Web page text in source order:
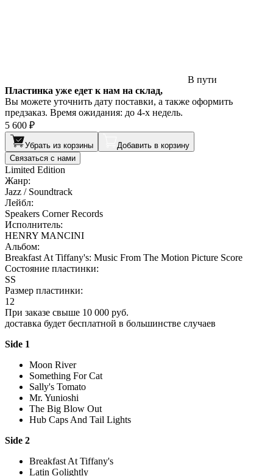
В пути
Пластинка уже едет к нам на склад,
Вы можете уточнить дату поставки, а также оформить
предзаказ. Время ожидания: до 4-х недель.
5 600 ₽
Убрать из корзины
Добавить в корзину
Связаться с нами
Limited Edition
Жанр:
Jazz / Soundtrack
Лейбл:
Speakers Corner Records
Исполнитель:
HENRY MANCINI
Альбом:
Breakfast At Tiffany's: Music From The Motion Picture Score
Состояние пластинки:
SS
Размер пластинки:
12
При заказе свыше 10 000 руб.
доставка будет бесплатной в большинстве случаев
Side 1
Moon River
Something For Cat
Sally's Tomato
Mr. Yunioshi
The Big Blow Out
Hub Caps And Tail Lights
Side 2
Breakfast At Tiffany's
Latin Golightly